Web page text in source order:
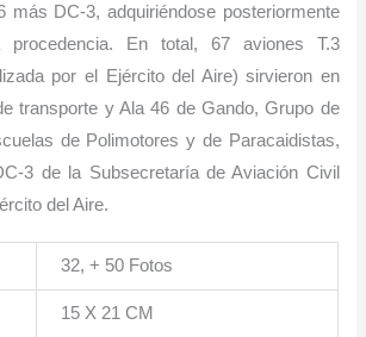
más DC-3, adquiriéndose posteriormente
procedencia. En total, 67 aviones T.3
por el Ejército del Aire) sirvieron en
transporte y Ala 46 de Gando, Grupo de
de Polimotores y de Paracaidistas,
3 de la Subsecretaría de Aviación Civil
del Aire.
32, + 50 Fotos
15 X 21 CM